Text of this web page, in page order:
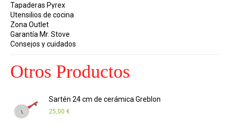
Tapaderas Pyrex
Utensilios de cocina
Zona Outlet
Garantía Mr. Stove
Consejos y cuidados
Otros Productos
Sartén 24 cm de cerámica Greblon
25,00 €